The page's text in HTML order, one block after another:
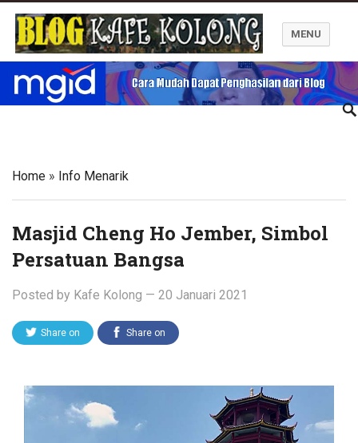
Blog Kafe Kolong
MENU
Home » Info Menarik
Masjid Cheng Ho Jember, Simbol
Persatuan Bangsa
Posted by Kafe Kolong — 20 Januari 2021
Share on Share on